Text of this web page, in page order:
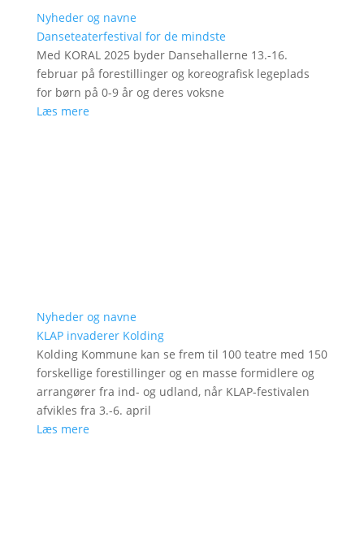
Nyheder og navne
Danseteaterfestival for de mindste
Med KORAL 2025 byder Dansehallerne 13.-16.
februar på forestillinger og koreografisk legeplads
for børn på 0-9 år og deres voksne
Læs mere
Nyheder og navne
KLAP invaderer Kolding
Kolding Kommune kan se frem til 100 teatre med 150
forskellige forestillinger og en masse formidlere og
arrangører fra ind- og udland, når KLAP-festivalen
afvikles fra 3.-6. april
Læs mere